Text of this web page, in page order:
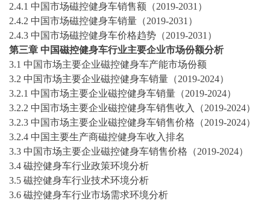
2.4.1 中国市场磁控健身车销售额（2019-2031 ）
2.4.2 中国市场磁控健身车销量（2019-2031 ）
2.4.3 中国市场磁控健身车价格趋势（2019-2031 ）
第三章 中国磁控健身车行业主要企业市场份额分析
3.1 中国市场主要企业磁控健身车产能市场份额
3.2 中国市场主要企业磁控健身车销量（2019-2024）
3.2.1 中国市场主要企业磁控健身车销量（2019-2024）
3.2.2 中国市场主要企业磁控健身车销售收入（2019-2024）
3.2.3 中国市场主要企业磁控健身车销售价格（2019-2024）
3.2.4 中国主要生产商磁控健身车收入排名
3.3 中国市场主要企业磁控健身车销售价格（2019-2024）
3.4 磁控健身车行业政策环境分析
3.5 磁控健身车行业技术环境分析
3.6 磁控健身车行业市场需求环境分析